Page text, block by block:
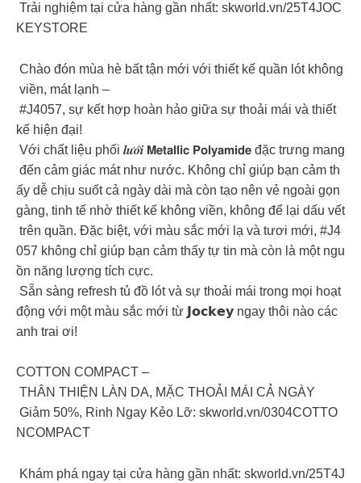
Trải nghiệm tại cửa hàng gần nhất: skworld.vn/25T4JOC
KEYSTORE
Chào đón mùa hè bất tận mới với thiết kế quần lót không
viền, mát lạnh –
#J4057, sự kết hợp hoàn hảo giữa sự thoải mái và thiết
kế hiện đại!
Với chất liệu phối 𝒍𝒖̛𝒐̛́𝒊 𝗠𝗲𝘁𝗮𝗹𝗹𝗶𝗰 𝗣𝗼𝗹𝘆𝗮𝗺𝗶𝗱𝗲 đặc trưng mang
đến cảm giác mát như nước. Không chỉ giúp bạn cảm th
ấy dễ chịu suốt cả ngày dài mà còn tạo nên vẻ ngoài gọn
gàng, tinh tế nhờ thiết kế không viền, không để lại dấu vết
trên quần. Đặc biệt, với màu sắc mới lạ và tươi mới, #J4
057 không chỉ giúp bạn cảm thấy tự tin mà còn là một ngu
ồn năng lượng tích cực.
Sẵn sàng refresh tủ đồ lót và sự thoải mái trong mọi hoạt
động với một màu sắc mới từ 𝗝𝗼𝗰𝗸𝗲𝘆 ngay thôi nào các
anh trai ơi!
COTTON COMPACT –
THÂN THIỆN LÀN DA, MẶC THOẢI MÁI CẢ NGÀY
Giảm 50%, Rinh Ngay Kẻo Lỡ: skworld.vn/0304COTTO
NCOMPACT
Khám phá ngay tại cửa hàng gần nhất: skworld.vn/25T4J